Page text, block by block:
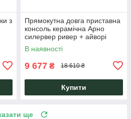
з
Прямокутна довга приставна
консоль керамічна Арно
силервер ривер + айворі
Vetro Mebel
В наявності
9 677 ₴ 18 610 ₴
Купити
ще